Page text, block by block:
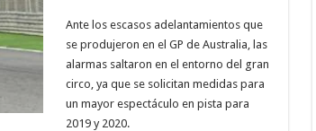
Ante los escasos adelantamientos que
se produjeron en el GP de Australia, las
alarmas saltaron en el entorno del gran
circo, ya que se solicitan medidas para
un mayor espectáculo en pista para
2019 y 2020.